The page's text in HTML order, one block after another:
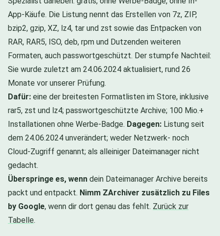
App-Käufe. Die Listung nennt das Erstellen von 7z, ZIP,
bzip2, gzip, XZ, lz4, tar und zst sowie das Entpacken von
RAR, RAR5, ISO, deb, rpm und Dutzenden weiteren
Formaten, auch passwortgeschützt. Der stumpfe Nachteil:
Sie wurde zuletzt am 24.06.2024 aktualisiert, rund 26
Monate vor unserer Prüfung.
Dafür: eine der breitesten Formatlisten im Store, inklusive
rar5, zst und lz4; passwortgeschützte Archive; 100 Mio.+
Installationen ohne Werbe-Badge. Dagegen: Listung seit
dem 24.06.2024 unverändert; weder Netzwerk- noch
Cloud-Zugriff genannt; als alleiniger Dateimanager nicht
gedacht.
Überspringe es, wenn dein Dateimanager Archive bereits
packt und entpackt. Nimm ZArchiver zusätzlich zu Files
by Google, wenn dir dort genau das fehlt. Zurück zur
Tabelle.